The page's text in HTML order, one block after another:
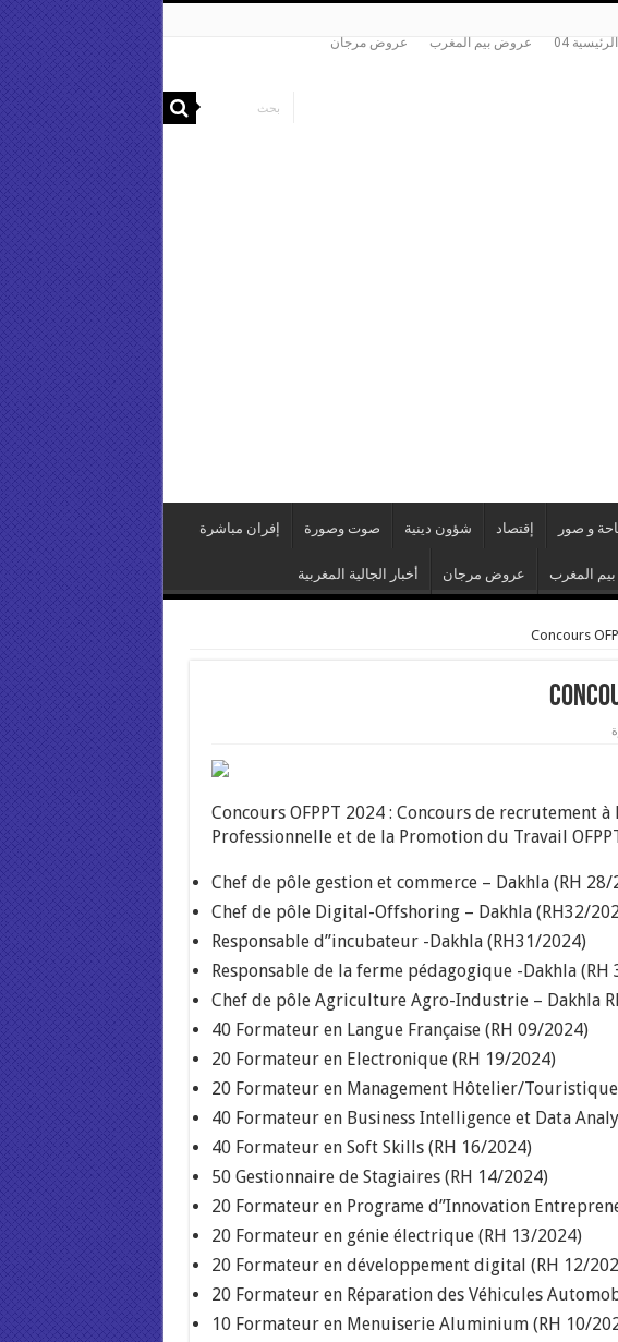
04 عروض بيم المغرب عروض مرجان
و صور إقتصاد شؤون دينية صوت وصورة إفران مباشرة
المغرب عروض مرجان أخبار الجالية المغربية
Concours
Concours OFPPT 2024 : Concours de recrutement
Professionnelle et de la Promotion du Travail
Chef de pôle gestion et commerce – Dakhla (RH 28/
Chef de pôle Digital-Offshoring – Dakhla (RH32/
Responsable d”incubateur -Dakhla (RH31/2024)
Responsable de la ferme pédagogique -Dakhla (RH
Chef de pôle Agriculture Agro-Industrie – Dakhla
40 Formateur en Langue Française (RH 09/2024)
20 Formateur en Electronique (RH 19/2024)
20 Formateur en Management Hôtelier/
40 Formateur en Business Intelligence et Data
40 Formateur en Soft Skills (RH 16/2024)
50 Gestionnaire de Stagiaires (RH 14/2024)
20 Formateur en Programe d”Innovation
20 Formateur en génie électrique (RH 13/2024)
20 Formateur en développement digital (RH 12/
20 Formateur en Réparation des Véhicules
10 Formateur en Menuiserie Aluminium (RH 10/